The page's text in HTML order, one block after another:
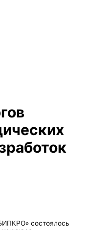
состоялось